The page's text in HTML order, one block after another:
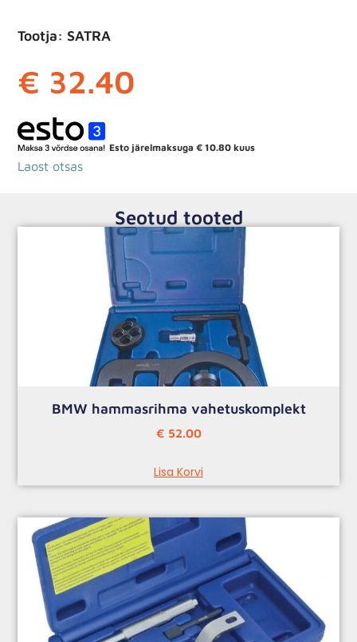
Tootja: SATRA
€ 32.40
Esto järelmaksuga€ 10.80 kuus
Laost otsas
Seotud tooted
BMW hammasrihma vahetuskomplekt
€ 52.00
Lisa Korvi